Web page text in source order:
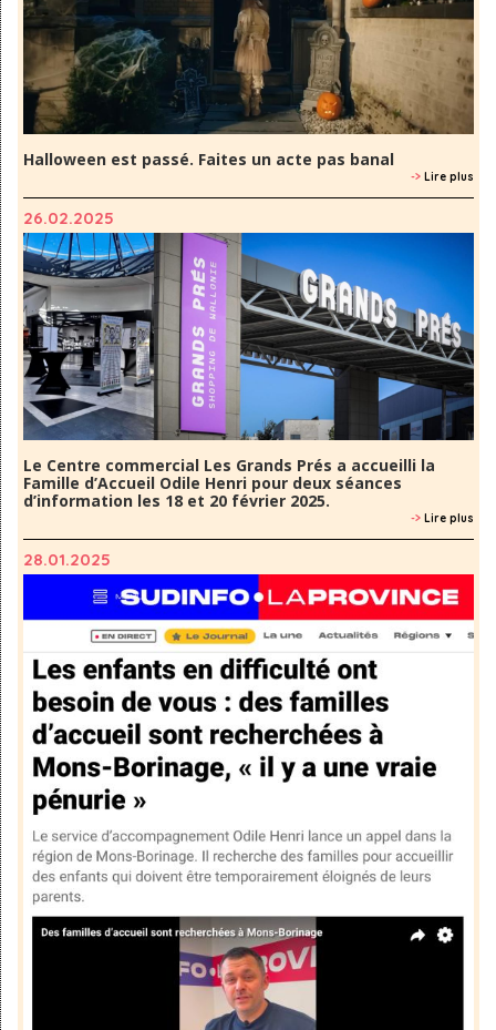
Halloween est passé. Faites un acte pas banal
-> Lire plus
26.02.2025
Le Centre commercial Les Grands Prés a accueilli la
Famille d’Accueil Odile Henri pour deux séances
d’information les 18 et 20 février 2025.
-> Lire plus
28.01.2025